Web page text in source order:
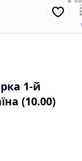
1-й
(10.00)